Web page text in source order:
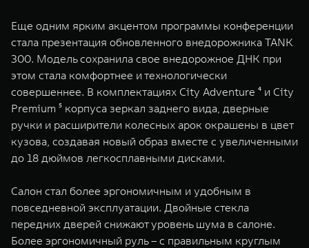
Еще одним ярким акцентом программы конференции
стала презентация обновленного внедорожника TANK
300. Модель сохранила свое внедорожное ДНК при
этом стала комфортнее и технологически
совершеннее. В комплектациях City Adventure ⁴ и City
Premium ⁵ корпуса зеркал заднего вида, дверные
ручки и расширители колесных арок окрашены в цвет
кузова, создавая новый образ вместе с увеличенными
до 18 дюймов легкосплавными дисками.
Салон стал более эргономичным и удобным в
повседневной эксплуатации. Двойные стекла
передних дверей снижают уровень шума в салоне.
Более эргономичный руль – с правильным круглым